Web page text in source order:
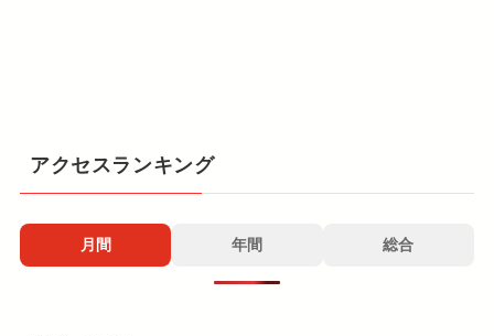
アクセスランキング
月間 年間 総合